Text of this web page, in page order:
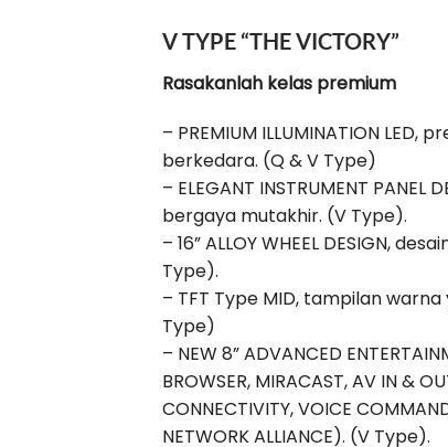
V TYPE “THE VICTORY”
Rasakanlah kelas premium
– PREMIUM ILLUMINATION
berkedara. (Q & V Type)
– ELEGANT INSTRUMENT
bergaya mutakhir. (V Type).
– 16” ALLOY WHEEL DESIGN,
Type).
– TFT Type MID, tampilan
Type)
– NEW 8” ADVANCED
BROWSER, MIRACAST, AV IN &
CONNECTIVITY, VOICE
NETWORK ALLIANCE). (V Type).